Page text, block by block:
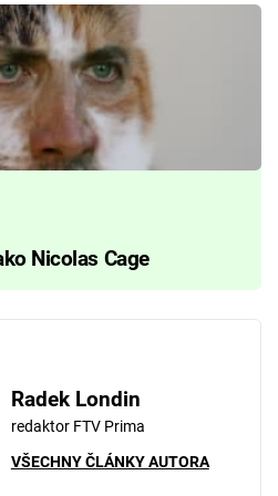
Nicolas Cage
Radek Londin
redaktor FTV Prima
VŠECHNY ČLÁNKY AUTORA